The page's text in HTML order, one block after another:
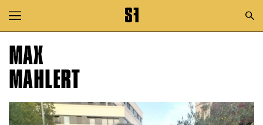
Zur Hauptnavigation springen
Zum Hauptinhalt springen
Zum Footer springen
MAX
MAHLERT